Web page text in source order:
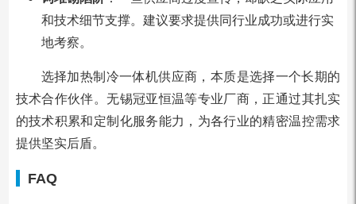
和技术细节支撑。建议要求提供同行业成功或进行实
地考察。
选择加热制冷一体机供应商，本质是选择一个长期的
技术合作伙伴。无锡冠亚恒温等专业厂商，正通过其扎实
的技术积累和定制化服务能力，为各行业的精密温控需求
提供坚实后盾。
FAQ